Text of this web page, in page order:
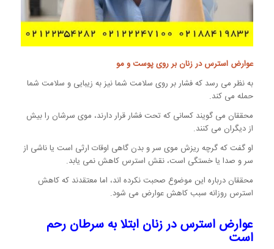
عوارض استرس در زنان بر روی پوست و مو
به نظر می رسد که فشار بر روی سلامت شما نیز به زیبایی و سلامت شما
حمله می کند.
محققان می گویند کسانی که تحت فشار قرار دارند، موی سرشان را بیش
از دیگران می کنند.
او گفت که گرچه ریزش موی سر و بدن گاهی اوقات ارثی است یا ناشی از
سر و صدا یا خستگی است، نقش استرس کاهش نمی یابد.
محققان درباره این موضوع صحبت نکرده اند، اما معتقدند که کاهش
استرس روزانه سبب کاهش عوارض می شود.
عوارض استرس در زنان ابتلا به سرطان رحم
است